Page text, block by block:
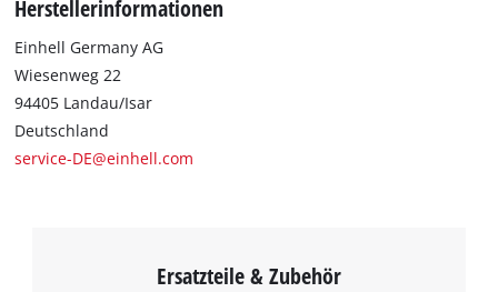
Herstellerinformationen
Einhell Germany AG
Wiesenweg 22
94405 Landau/Isar
Deutschland
service-DE@einhell.com
Ersatzteile & Zubehör